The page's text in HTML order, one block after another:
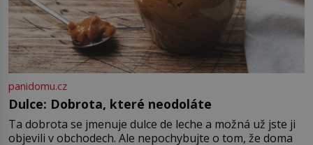
panidomu.cz
Dulce: Dobrota, které neodoláte
Ta dobrota se jmenuje dulce de leche a možná už jste ji
objevili v obchodech. Ale nepochybujte o tom, že doma